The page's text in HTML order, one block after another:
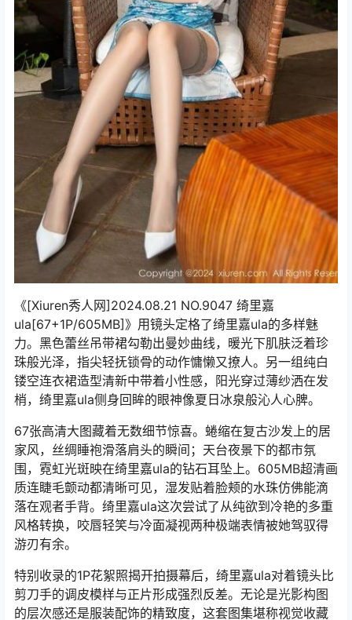
《[Xiuren秀人网]2024.08.21 NO.9047 绮里嘉
ula[67+1P/605MB]》用镜头定格了绮里嘉ula的多样魅
力。黑色蕾丝吊带裙勾勒出曼妙曲线，暖光下肌肤泛着珍
珠般光泽，指尖轻抚锁骨的动作慵懒又撩人。另一组纯白
镂空连衣裙造型清新中带着小性感，阳光穿过薄纱洒在发
梢，绮里嘉ula侧身回眸的眼神像夏日冰泉般沁人心脾。
67张高清大图藏着无数细节惊喜。蜷缩在复古沙发上的居
家风，丝绸睡袍滑落肩头的瞬间；天台夜景下的都市氛
围，霓虹光斑映在绮里嘉ula的钻石耳坠上。605MB超清画
质连睫毛颤动都清晰可见，湿发贴着脸颊的水珠仿佛能滴
落在观者手背。绮里嘉ula这次尝试了从纯欲到冷艳的多重
风格转换，咬唇轻笑与冷面凝视两种极端表情被她驾驭得
游刃有余。
特别收录的1P花絮照揭开拍摄幕后，绮里嘉ula对着镜头比
剪刀手的调皮模样与正片形成强烈反差。无论是光影构图
的层次感还是服装配饰的精致度，这套图集堪称视觉收藏